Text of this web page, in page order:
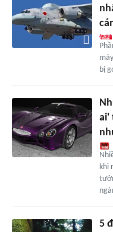
bị
ai'
khi
5